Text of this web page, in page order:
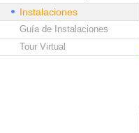
Instalaciones
Guía de Instalaciones
Tour Virtual